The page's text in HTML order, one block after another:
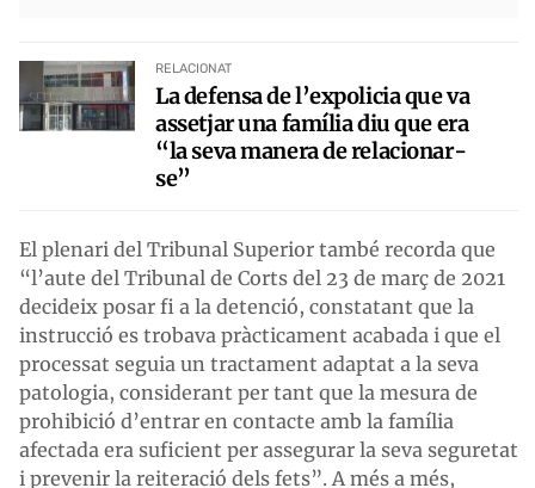
RELACIONAT
La defensa de l’expolicia que va
assetjar una família diu que era
“la seva manera de relacionar-
se”
El plenari del Tribunal Superior també recorda que
“l’aute del Tribunal de Corts del 23 de març de 2021
decideix posar fi a la detenció, constatant que la
instrucció es trobava pràcticament acabada i que el
processat seguia un tractament adaptat a la seva
patologia, considerant per tant que la mesura de
prohibició d’entrar en contacte amb la família
afectada era suficient per assegurar la seva seguretat
i prevenir la reiteració dels fets”. A més a més,